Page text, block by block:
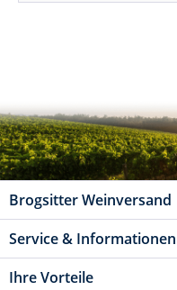
Brogsitter Weinversand
Service & Informationen
Ihre Vorteile